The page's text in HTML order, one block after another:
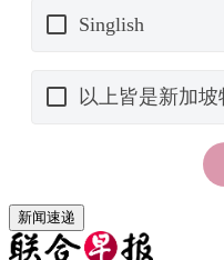
新闻速递